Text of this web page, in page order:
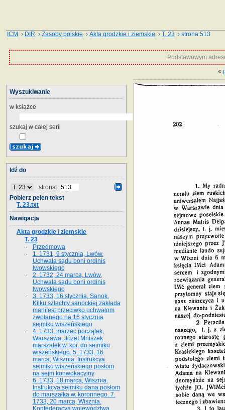
ICM › DIR ›Zasoby polskie ›Akta grodzkie i ziemskie ›T. 23 › strona 513
Podstawowym
«
Wyszukiwanie
w książce
szukaj w całej serii
Idź do
strona:
Pobierz pełen tekst
T. 23.txt
Nawigacja
Akta grodzkie i ziemskie
T. 23
Przedmowa
1. 1731, 9 stycznia, Lwów.
Uchwała sądu boni ordinis
lwowskiego
2. 1732, 24 marca, Lwów.
Uchwała sądu boni ordinis
lwowskiego
3. 1733, 16 stycznia, Sanok.
Kilku szlachty sanockiej zakłada
manifest przeciwko uchwałom
zwołanego na 16 stycz­nia
sejmiku wiszeńskiego
4. 1733, marzec początek,
Warszawa. Józef Mniszek
marszałek w. kor. do sejmiku
wiszeńskiego. 5. 1733, 16
marca, Wisznia. Instrukcya
sejmiku wiszeńskiego posłom
na sejm konwokacyjny
6. 1733, 18 marca, Wisznia.
Instrukcya sejmiku dana posłom
do marszałka w. koronnego. 7.
1733, 20 marca, Wisznia.
Konfederacya województwa